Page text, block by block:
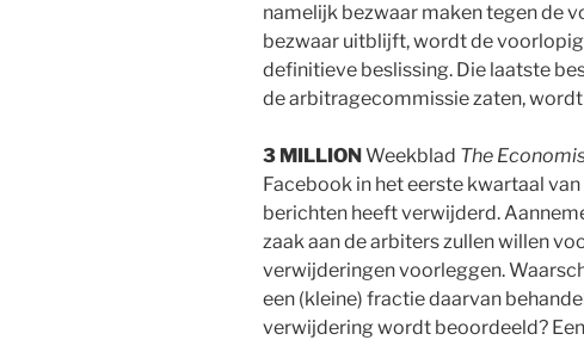
namelijk bezwaar maken tegen de
bezwaar uitblijft, wordt de
definitieve beslissing. Die laatste
de arbitragecommissie zaten,
3 MILLION Weekblad The
Facebook in het eerste kwartaal
berichten heeft verwijderd.
zaak aan de arbiters zullen willen
verwijderingen voorleggen.
een (kleine) fractie daarvan
verwijdering wordt beoordeeld?